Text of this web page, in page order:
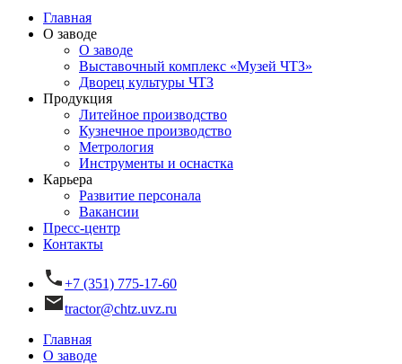
Главная
О заводе
О заводе
Выставочный комплекс «Музей ЧТЗ»
Дворец культуры ЧТЗ
Продукция
Литейное производство
Кузнечное производство
Метрология
Инструменты и оснастка
Карьера
Развитие персонала
Вакансии
Пресс-центр
Контакты
+7 (351) 775-17-60
tractor@chtz.uvz.ru
Главная
О заводе